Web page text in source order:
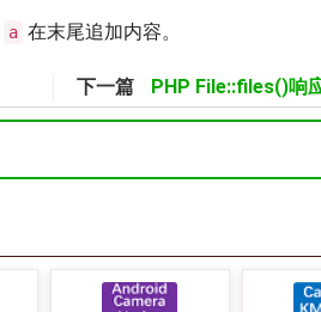
a 在末尾追加内容。
下一篇 PHP File::files()响